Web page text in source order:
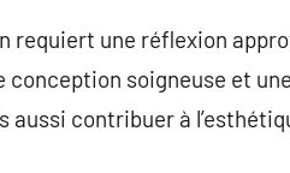
requiert une réflexion
conception soigneuse et
contribuer à